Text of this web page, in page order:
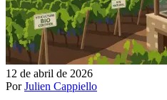
12 de abril de 2026
Por Julien Cappiello